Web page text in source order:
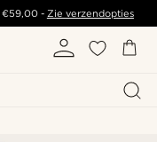
€59,00- Zie verzendopties